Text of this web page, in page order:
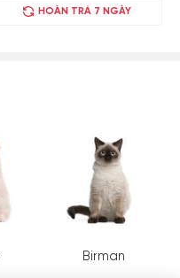
HOÀN TRẢ 7 NGÀY
Birman